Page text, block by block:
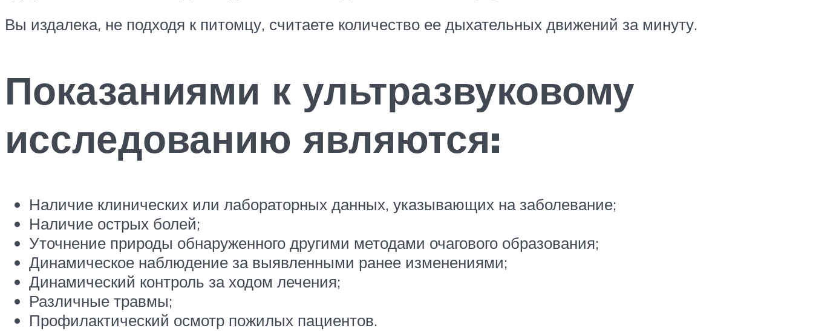
Вы издалека, не подходя к питомцу, считаете количество ее дыхательных движений за минуту.
Показаниями к ультразвуковому
исследованию являются:
Наличие клинических или лабораторных данных, указывающих на заболевание;
Наличие острых болей;
Уточнение природы обнаруженного другими методами очагового образования;
Динамическое наблюдение за выявленными ранее изменениями;
Динамический контроль за ходом лечения;
Различные травмы;
Профилактический осмотр пожилых пациентов.